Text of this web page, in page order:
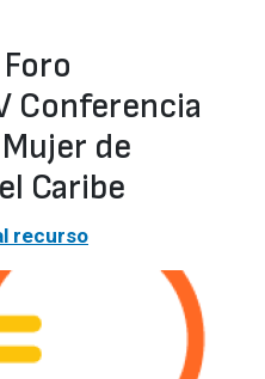
Conferencia
de
Caribe
recurso